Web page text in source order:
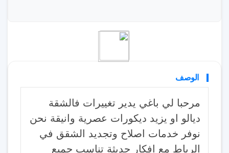
الوصف
مرحبا لي باغي يدير تغييرات فالشقة
ديالو او يزيد ديكورات عصرية وانيقة نحن
نوفر خدمات اصلاح وتجديد الشقق في
الرباط مع افكار حديثة تناسب جميع